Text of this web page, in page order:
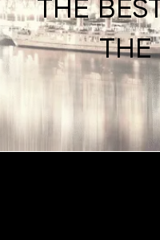
THE